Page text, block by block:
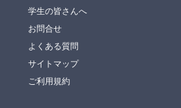
学生の皆さんへ
お問合せ
よくある質問
サイトマップ
ご利用規約